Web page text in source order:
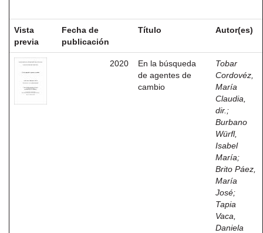
Vista
previa
Fecha de
publicación
Título Autor(es)
2020
En la búsqueda
de agentes de
cambio
Tobar
Cordovéz,
María
Claudia,
dir. ;
Burbano
Würfl,
Isabel
María;
Brito Páez,
María
José;
Tapia
Vaca,
Daniela